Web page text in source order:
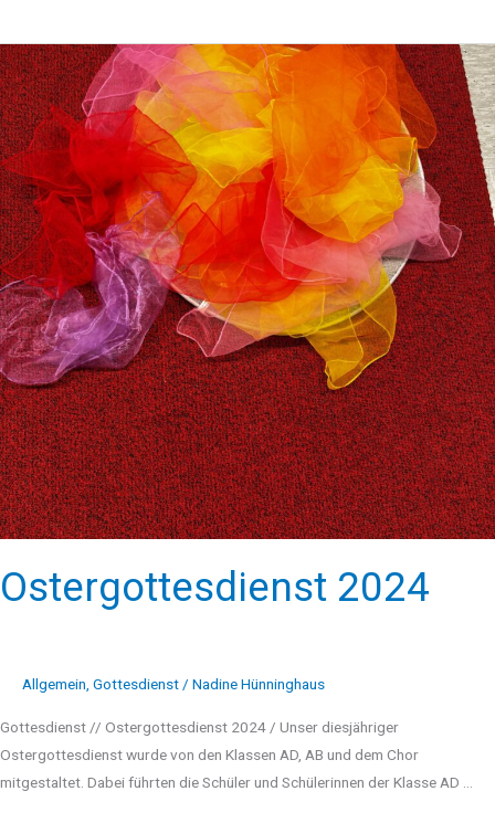
Ostergottesdienst 2024
Allgemein Gottesdienst / Nadine Hünninghaus
Gottesdienst // Ostergottesdienst 2024 / Unser diesjähriger
Ostergottesdienst wurde von den Klassen AD, AB und dem Chor
mitgestaltet. Dabei führten die Schüler und Schülerinnen der Klasse AD …
Ostergottesdienst
2024